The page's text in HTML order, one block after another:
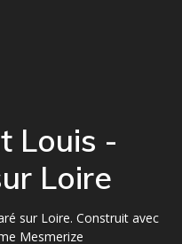
Louis -
Loire
sur Loire. Construit avec
Mesmerize